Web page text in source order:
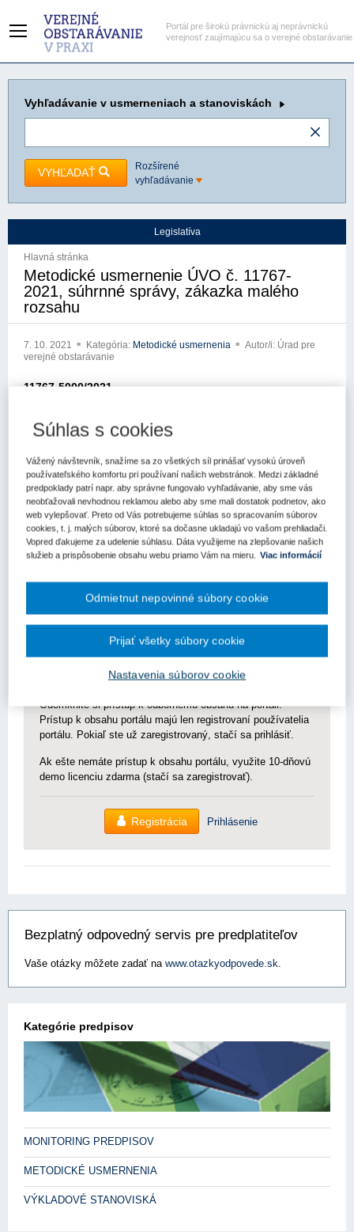
Portál pre širokú právnickú aj neprávnickú
verejnosť zaujímajúcu sa o verejné obstarávanie
Vyhľadávanie v usmerneniach a stanoviskách
VYHĽADAŤ
Rozšírené
vyhľadávanie
Legislatíva
Hlavná stránka
Metodické usmernenie ÚVO č. 11767-
2021, súhrnné správy, zákazka malého
rozsahu
7. 10. 2021 Kategória: Metodické usmernenia
Autor/i: Úrad pre
verejné obstarávanie
11767-5000/2021
Bratislava: 7.10.2021
Elektronickou poštou z 28.9.2021 ste sa na nás obrátili so
žiadosťou o informáciu k zákonu č. 343/2015 Z.z. o verejnom
obstarávaní a o zmene a doplnení niektorých zákonov v znení
neskorších predpisov (ďalej len „zákon o verejnom obstarávaní“).
školenie UVO - pracovisko Košice k téme „Súhrnné správy“. V
prednáške ... a neskôr aj pri prezentácii ... odznelo, že všetky
zákazky nad 1 000,- € sa zver
Odomknite si prístup k odbornému obsahu na portáli.
Prístup k obsahu portálu majú len registrovaní používatelia
portálu. Pokiaľ ste už zaregistrovaný, stačí sa prihlásiť.
Ak ešte nemáte prístup k obsahu portálu, využite 10-dňovú
demo licenciu zdarma (stačí sa zaregistrovať).
Registrácia Prihlásenie
Bezplatný odpovedný servis pre predplatiteľov
Vaše otázky môžete zadať na www.otazkyodpovede.sk.
Kategórie predpisov
MONITORING PREDPISOV
METODICKÉ USMERNENIA
VÝKLADOVÉ STANOVISKÁ
Súhlas s cookies
Vážený návštevník, snažíme sa zo všetkých síl prinášať vysokú úroveň
používateľského komfortu pri používaní našich webstránok. Medzi základné
predpoklady patrí napr. aby správne fungovalo vyhľadávanie, aby sme vás
neobťažovali nevhodnou reklamou alebo aby sme mali dostatok podnetov, ako
web vylepšovať. Preto od Vás potrebujeme súhlas so spracovaním súborov
cookies, t. j. malých súborov, ktoré sa dočasne ukladajú vo vašom prehliadači.
Vopred ďakujeme za udelenie súhlasu. Dáta využijeme na zlepšovanie našich
služieb a prispôsobenie obsahu webu priamo Vám na mieru.
Viac informácií
Nastavenia súborov cookie
Odmietnut nepovinné súbory cookie
Prijať všetky súbory cookie